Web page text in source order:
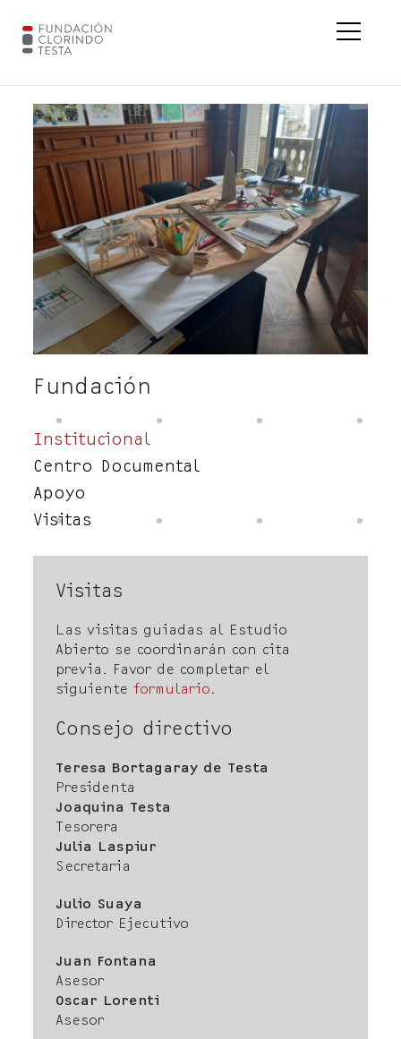
Fundación
Institucional
Centro Documental
Apoyo
Visitas
Visitas
Las visitas guiadas al Estudio
Abierto se coordinarán con cita
previa. Favor de completar el
siguienteformulario.
Consejo directivo
Teresa Bortagaray de Testa
Presidenta
Joaquina Testa
Tesorera
Julia Laspiur
Secretaria
Julio Suaya
Director Ejecutivo
Juan Fontana
Asesor
Oscar Lorenti
Asesor